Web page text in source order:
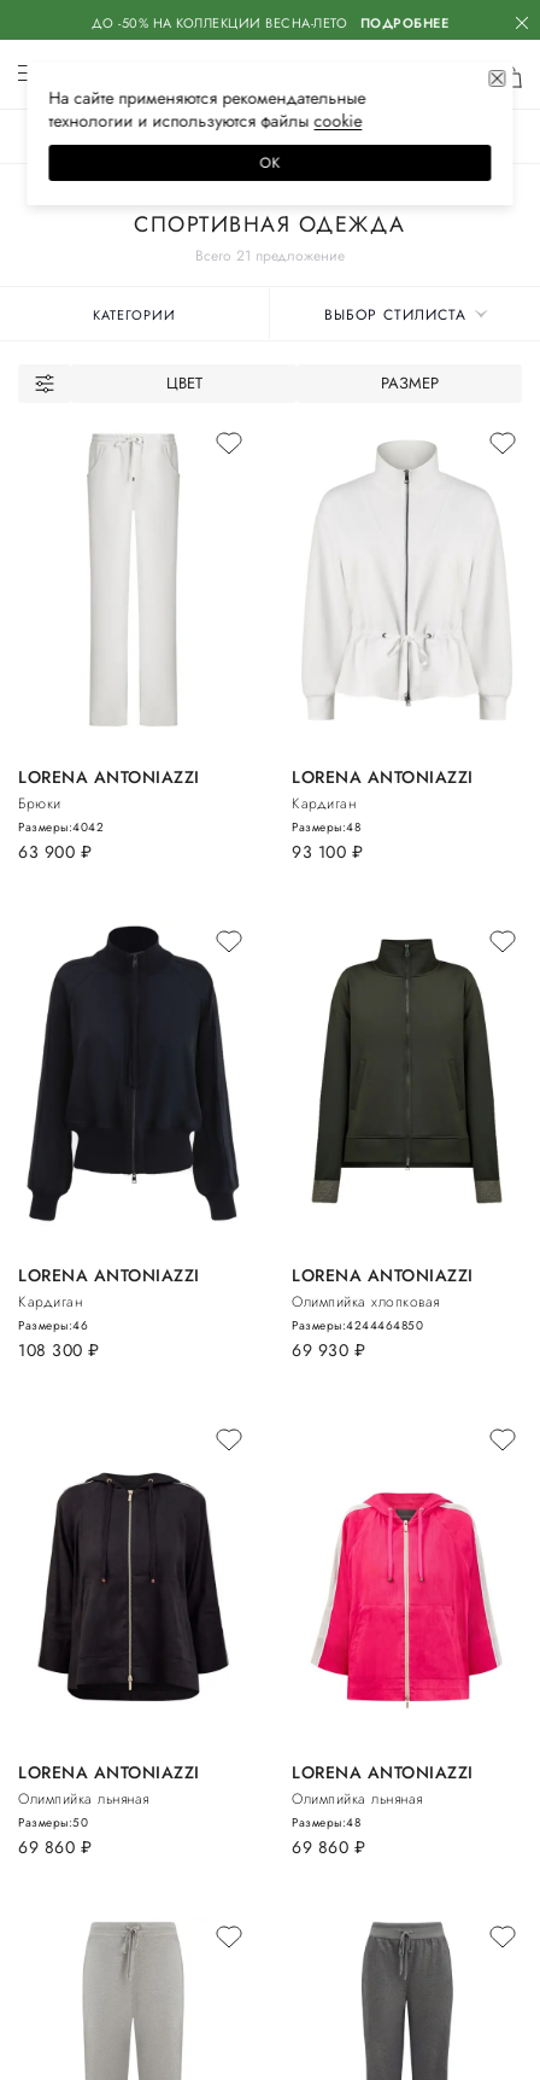
ДО -50% НА КОЛЛЕКЦИИ ВЕСНА-ЛЕТО ПОДРОБНЕЕ
Всего 21 предложение
СПОРТИВНАЯ ОДЕЖДА
КАТЕГОРИИ ВЫБОР СТИЛИСТА
ЦВЕТ РАЗМЕР
LORENA ANTONIAZZI
Брюки
63 900 руб.
Размеры:4042
LORENA ANTONIAZZI
Кардиган
93 100 руб.
Размеры:48
LORENA ANTONIAZZI
Кардиган
108 300 руб.
Размеры:46
LORENA ANTONIAZZI
Олимпийка хлопковая
69 930 руб.
Размеры:4244464850
LORENA ANTONIAZZI
Олимпийка льняная
69 860 руб.
Размеры:50
LORENA ANTONIAZZI
Олимпийка льняная
69 860 руб.
Размеры:48
На сайте применяются рекомендательные
технологии и используются файлысооkiе
ОК